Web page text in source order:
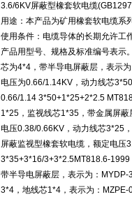
3.6/6KV屏蔽型橡套软电缆
用途：本产品为矿用橡套软电缆系
使用条件：电缆导体的长期允许
产品用型号、规格及标准编号表
芯为4*4，带半导电屏蔽层，表示
电压为0.66/1.14KV，动力线芯
0.66/1.14 3*50+1*25+2*2.5
1*25，监视线芯1*35，带金属屏
电压0.38/0.66KV，动力线芯3*25
屏蔽监视型橡套软电缆，额定电
3*35+3*16/3+3*2.5MT818.6-1999
带半导电屏蔽层，表示为：
3*4，地线芯1*4，表示为：